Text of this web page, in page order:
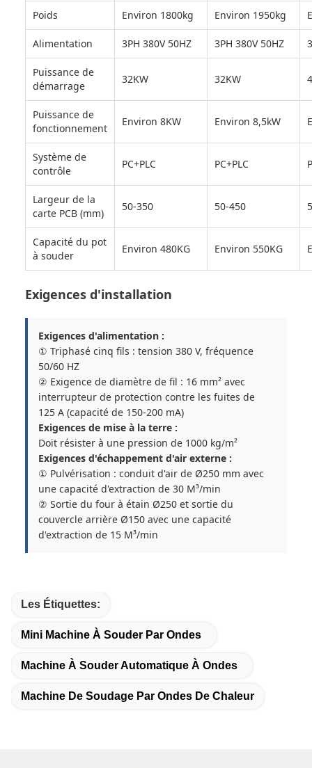
Poids Environ 1800kg Environ 1950kg
Alimentation 3PH 380V 50HZ 3PH 380V 50HZ
Puissance de
démarrage
32KW 32KW
Puissance de
fonctionnement
Environ 8KW Environ 8,5kW
Système de
contrôle
PC+PLC PC+PLC
Largeur de la
carte PCB (mm)
50-350 50-450
Capacité du pot
à souder
Environ 480KG Environ 550KG
Exigences d'installation
Exigences d'alimentation :
① Triphasé cinq fils : tension 380 V, fréquence
50/60 HZ
② Exigence de diamètre de fil : 16 mm² avec
interrupteur de protection contre les fuites de
125 A (capacité de 150-200 mA)
Exigences de mise à la terre :
Doit résister à une pression de 1000 kg/m²
Exigences d'échappement d'air externe :
① Pulvérisation : conduit d'air de Ø250 mm avec
une capacité d'extraction de 30 M³/min
② Sortie du four à étain Ø250 et sortie du
couvercle arrière Ø150 avec une capacité
d'extraction de 15 M³/min
Les Étiquettes:
Mini Machine À Souder Par Ondes
Machine À Souder Automatique À Ondes
Machine De Soudage Par Ondes De Chaleur